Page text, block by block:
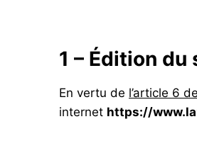
1 – Édition du
En vertu de l’article 6
internet https://